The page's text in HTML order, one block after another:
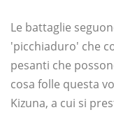
Le battaglie
'picchiaduro' che
pesanti che
cosa folle questa
Kizuna, a cui si